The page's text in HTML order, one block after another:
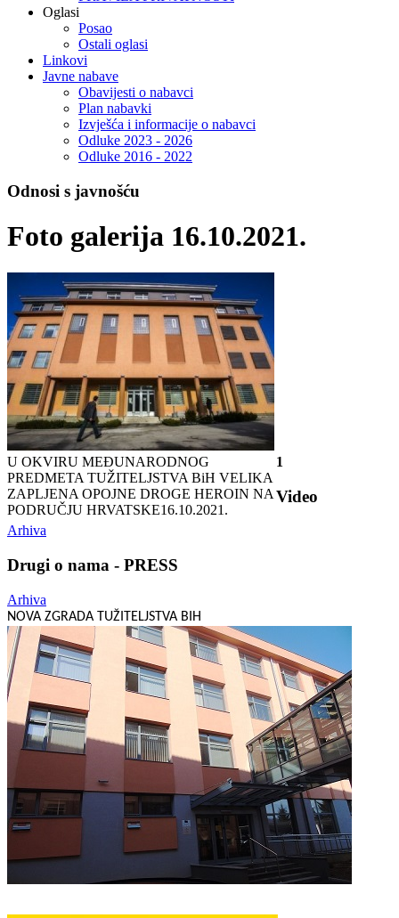
Oglasi
Posao
Ostali oglasi
Linkovi
Javne nabave
Obavijesti o nabavci
Plan nabavki
Izvješća i informacije o nabavci
Odluke 2023 - 2026
Odluke 2016 - 2022
Odnosi s javnošću
Foto galerija 16.10.2021.
U OKVIRU MEĐUNARODNOG
PREDMETA TUŽITELJSTVA BiH VELIKA
ZAPLJENA OPOJNE DROGE HEROIN NA
PODRUČJU HRVATSKE16.10.2021.
1
Video
Arhiva
Drugi o nama - PRESS
Arhiva
NOVA ZGRADA TUŽITELJSTVA BIH